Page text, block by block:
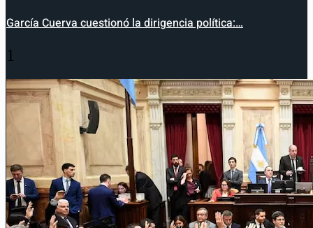
García Cuerva cuestionó la dirigencia política:…
1